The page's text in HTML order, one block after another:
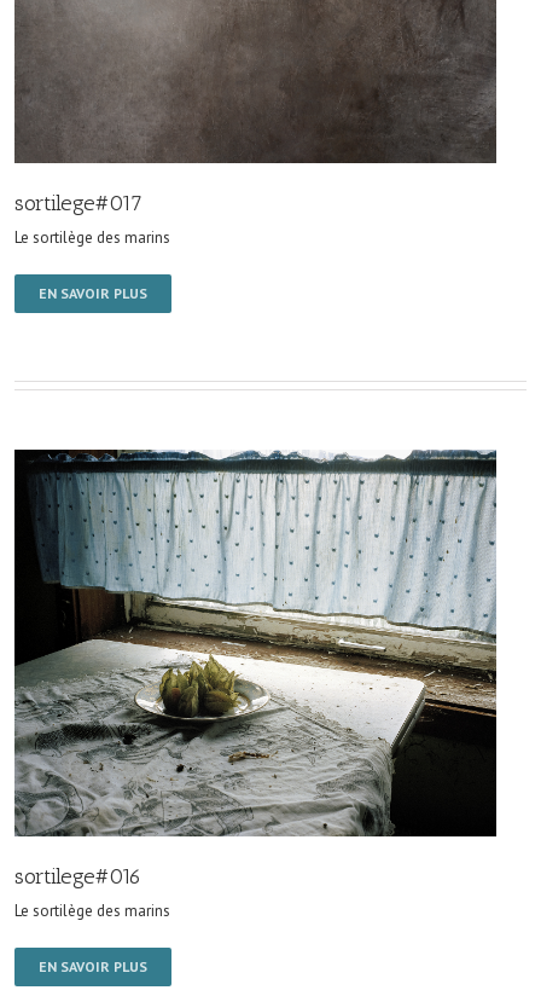
sortilege#017
Le sortilège des marins
EN SAVOIR PLUS
sortilege#016
Le sortilège des marins
EN SAVOIR PLUS